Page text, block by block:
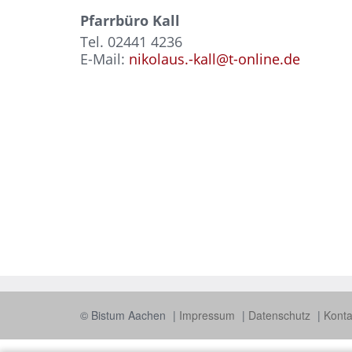
Pfarrbüro Kall
Tel. 02441 4236
E-Mail: nikolaus.-kall@t-online.de
© Bistum Aachen Impressum Datenschutz